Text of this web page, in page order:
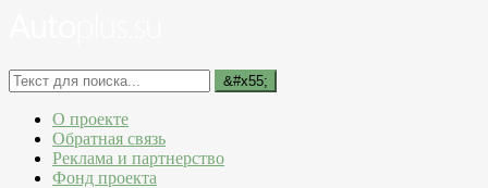
О проекте
Обратная связь
Реклама и партнерство
Фонд проекта